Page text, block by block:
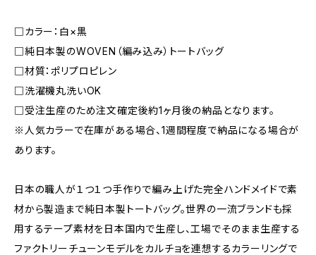
□カラー：白×黒
□純日本製のWOVEN（編み込み）トートバッグ
□材質：ポリプロピレン
□洗濯機丸洗いOK
□受注生産のため注文確定後約1ヶ月後の納品となります。
※人気カラーで在庫がある場合、1週間程度で納品になる場合が
あります。
日本の職人が１つ１つ手作りで編み上げた完全ハンドメイドで素
材から製造まで純日本製トートバッグ。世界の一流ブランドも採
用するテープ素材を日本国内で生産し、工場でそのまま生産する
ファクトリーチューンモデルをカルチョを連想するカラーリングで